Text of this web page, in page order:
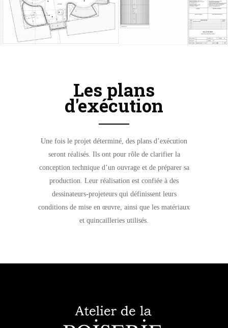
Les plans
d'exécution
Une fois le projet déterminé, des plans d’exécution
seront réalisés. Ils ont pour rôle de clarifier la
conception technique d’un ouvrage et de préparer sa
production. Leur réalisation est confiée à des
dessinateurs-projeteurs qui définissent leurs
conditions de mise en œuvre, ainsi que les matériaux
et quincailleries utilisés.